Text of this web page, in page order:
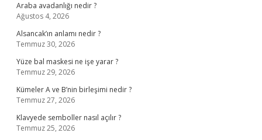
Araba avadanlığı nedir ?
Ağustos 4, 2026
Alsancak’ın anlamı nedir ?
Temmuz 30, 2026
Yüze bal maskesi ne işe yarar ?
Temmuz 29, 2026
Kümeler A ve B’nin birleşimi nedir ?
Temmuz 27, 2026
Klavyede semboller nasıl açılır ?
Temmuz 25, 2026